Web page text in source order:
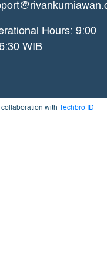
Hours: 9:00
WIB
with Techbro ID